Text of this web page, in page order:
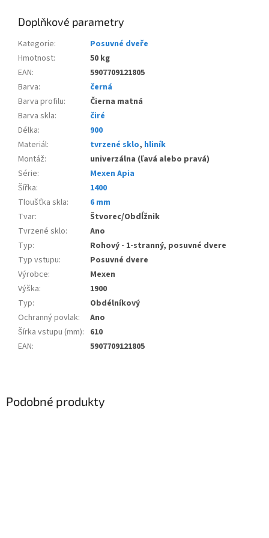
Doplňkové parametry
Kategorie:
Posuvné dveře
Hmotnost:
50 kg
EAN:
5907709121805
Barva:
černá
Barva profilu:
Čierna matná
Barva skla:
čiré
Délka:
900
Materiál: tvrzené sklo, hliník
Montáž:
univerzálna (ľavá alebo pravá)
Série:
Mexen Apia
Šířka:
1400
Tloušťka skla:
6 mm
Tvar:
Štvorec/Obdĺžnik
Tvrzené sklo:
Ano
Typ:
Rohový - 1-stranný, posuvné dvere
Typ vstupu:
Posuvné dvere
Výrobce:
Mexen
Výška:
1900
Typ:
Obdélníkový
Ochranný povlak:
Ano
Šírka vstupu (mm): 610
EAN: 5907709121805
Podobné produkty